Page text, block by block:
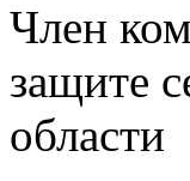
Член
защите
области